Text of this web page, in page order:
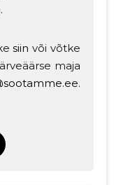
siin või võtke
maja
.